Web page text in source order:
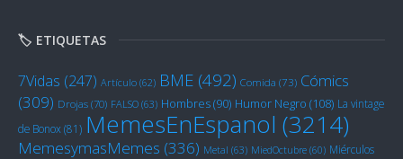
🏷️ ETIQUETAS
7Vidas (247) Artículo (62) BME (492) Comida (73) Cómics
(309) Drojas (70) FALSO (63) Hombres(90) Humor Negro (108) La vintage
de Bonox(81) MemesEnEspanol (3214)
MemesymasMemes (336) Metal (63) MiedOctubre (60) Miérculos